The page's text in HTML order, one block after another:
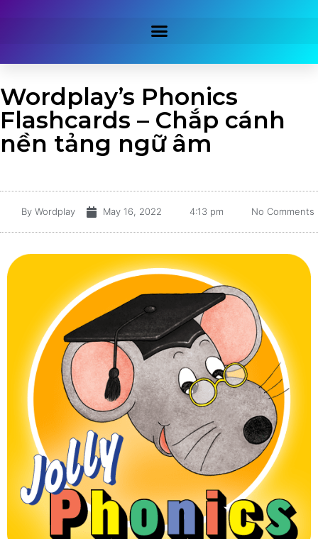
Wordplay’s Phonics
Flashcards – Chắp cánh
nền tảng ngữ âm
ByWordplay May 16, 2022 4:13 pm No Comments